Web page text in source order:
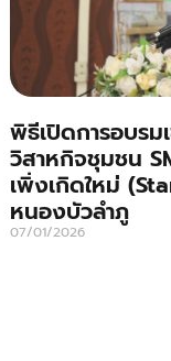
พิธีเปิดการอบรม
วิสาหกิจชุมชน
เพิ่งเกิดใหม่
หนองบัวลำภู
07/01/2026